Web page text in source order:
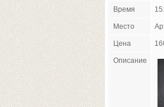
Время
Место
Цена
Описание